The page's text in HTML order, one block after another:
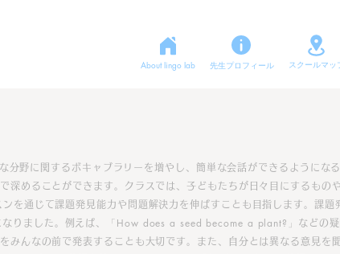
About lingo lab 先生プロフィール スクールマッ
分野に関するボキャブラリーを増やし、簡単な会話ができるようにな
深めることができます。クラスでは、子どもたちが日々目にするもの
ンを通じて課題発見能力や問題解決力を伸ばすことも目指します。 課題
りました。 例えば、 「How does a seed become a plant?」
などの
みんなの前で発表することも大切です。 また、自分とは異なる意見を